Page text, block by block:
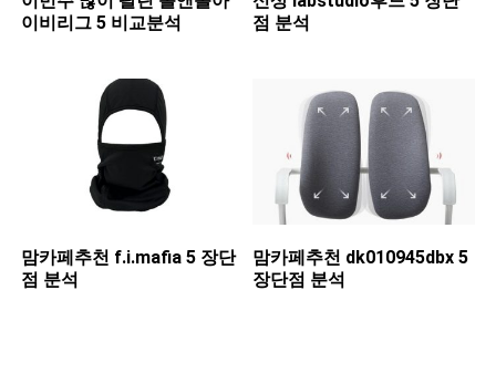
이비리그 5 비교분석
점 분석
맘카페추천 ​f.i.mafia 5 장단
점 분석
맘카페추천 ​dk010945dbx 5
장단점 분석